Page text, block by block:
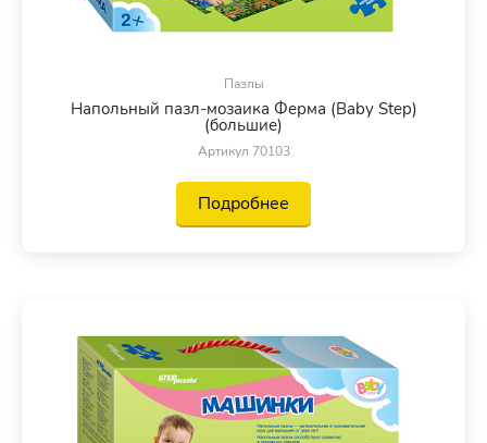
Пазлы
Напольный пазл-мозаика Ферма (Baby Step)
(большие)
Артикул 70103
Подробнее